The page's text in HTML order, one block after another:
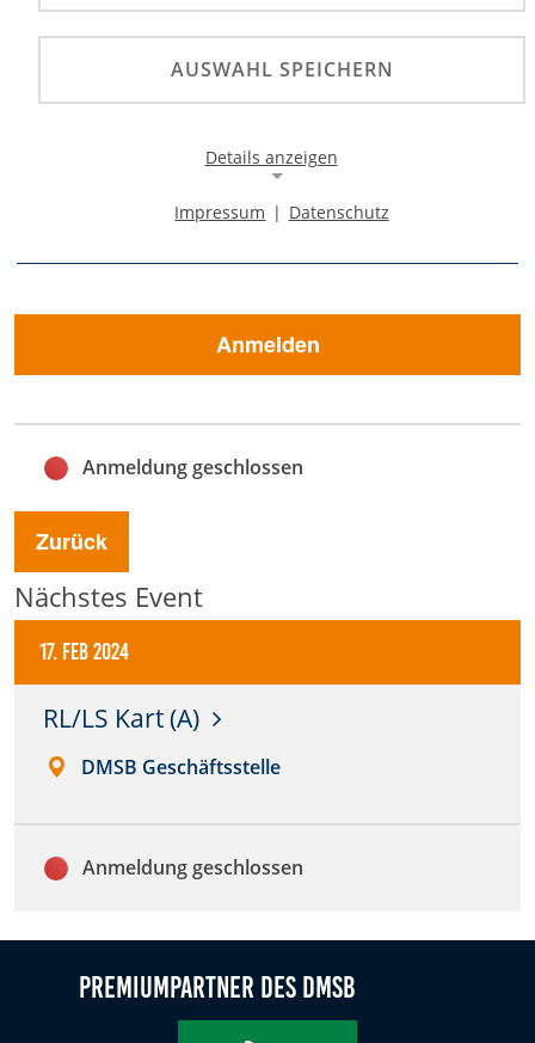
Sie sich zu einem
reduzierten Preis
anmelden.
Anmeldeschluss ist 14
Veranstaltungstermin.
Anmelden
Anmeldung geschlossen
Zurück
Nächstes Event
17. Feb 2024
RL/LS Kart (A)
DMSB Geschäftsstelle
Anmeldung geschlossen
Premiumpartner des DMSB
AUSWAHL SPEICHERN
Details anzeigen
Notwendige Cookies ermöglichen die Kernfunktionalität
machen, indem sie grundlegende Funktionen
richtig funktionieren.
Name:
Anbieter:
DMSB
Dieser Cookie speichert Informationen zu
verwendeten Hintergrundbildern der Website.
Cookie Laufzeit:
24 Stunden
Anbieter:
Impressum | Datenschutz